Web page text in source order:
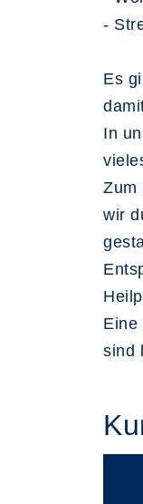
-
Es
In
Zum
wir
Eine
sind